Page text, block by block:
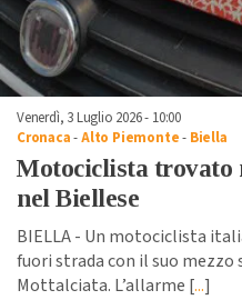
Venerdì, 3 Luglio 2026 - 10:00
Cronaca-Alto Piemonte- Biella
Motociclista trovato
nel Biellese
BIELLA - Un motociclista
fuori strada con il suo mezzo
Mottalciata. L’allarme [...]